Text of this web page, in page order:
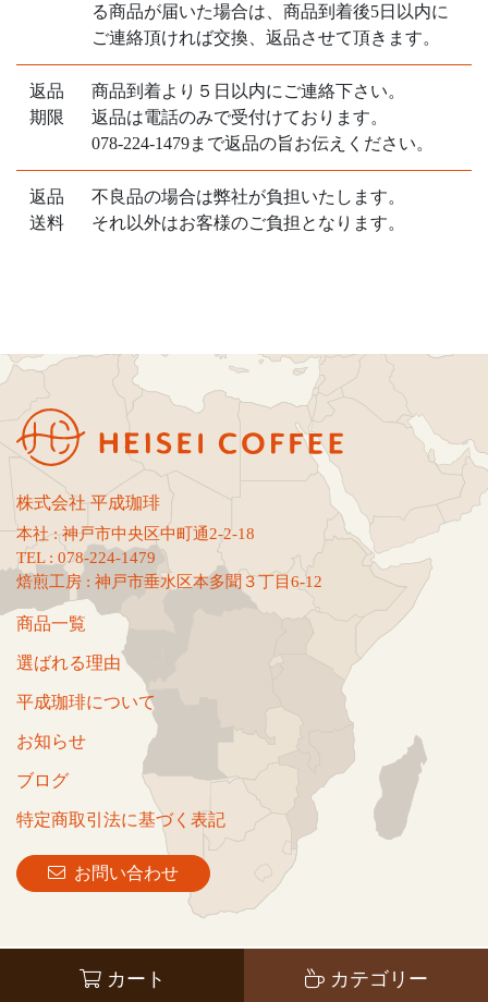
カート カテゴリー
る商品が届いた場合は、商品到着後5日以内に
ご連絡頂ければ交換、返品させて頂きます。
返品
期限
商品到着より５日以内にご連絡下さい。
返品は電話のみで受付けております。
078-224-1479まで返品の旨お伝えください。
返品
送料
不良品の場合は弊社が負担いたします。
それ以外はお客様のご負担となります。
株式会社 平成珈琲
本社 : 神戸市中央区中町通2-2-18
TEL : 078-224-1479
焙煎工房 : 神戸市垂水区本多聞３丁目6-12
商品一覧
選ばれる理由
平成珈琲について
お知らせ
ブログ
特定商取引法に基づく表記
お問い合わせ